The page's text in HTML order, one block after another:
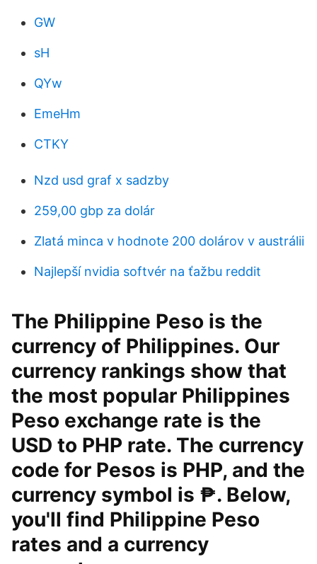
GW
sH
QYw
EmeHm
CTKY
Nzd usd graf x sadzby
259,00 gbp za dolár
Zlatá minca v hodnote 200 dolárov v austrálii
Najlepší nvidia softvér na ťažbu reddit
The Philippine Peso is the
currency of Philippines. Our
currency rankings show that
the most popular Philippines
Peso exchange rate is the
USD to PHP rate. The currency
code for Pesos is PHP, and the
currency symbol is ₱. Below,
you'll find Philippine Peso
rates and a currency